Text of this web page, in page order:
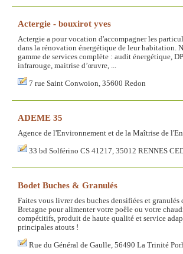
Actergie - bouxirot yves
Actergie a pour vocation d'accompagner les
dans la rénovation énergétique de leur habitation.
gamme de services complète : audit énergétique,
infrarouge, maitrise d’œuvre, ...
7 rue Saint Conwoion, 35600 Redon
ADEME 35
Agence de l'Environnement et de la Maîtrise de
33 bd Solférino CS 41217, 35012 RENNES
Bodet Buches & Granulés
Faites vous livrer des buches densifiées et granulés
Bretagne pour alimenter votre poêle ou votre
compétitifs, produit de haute qualité et service
principales atouts !
Rue du Général de Gaulle, 56490 La Trinité